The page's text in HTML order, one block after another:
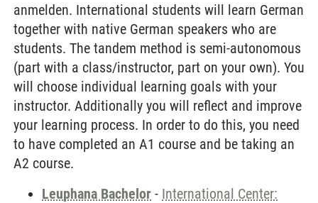
anmelden. International students will learn German
together with native German speakers who are
students. The tandem method is semi-autonomous
(part with a class/instructor, part on your own). You
will choose individual learning goals with your
instructor. Additionally you will reflect and improve
your learning process. In order to do this, you need
to have completed an A1 course and be taking an
A2 course.
Leuphana Bachelor - International Center: